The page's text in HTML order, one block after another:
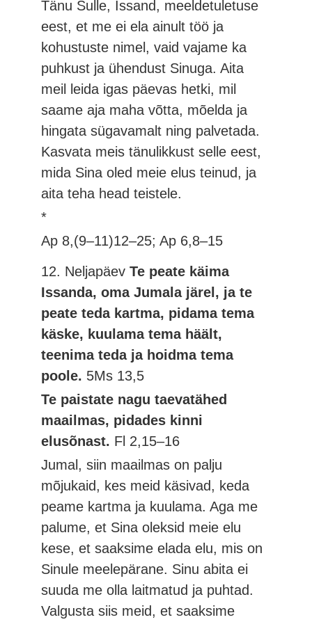
Tänu Sulle, Issand, meeldetuletuse
eest, et me ei ela ainult töö ja
kohustuste nimel, vaid vajame ka
puhkust ja ühendust Sinuga. Aita
meil leida igas päevas hetki, mil
saame aja maha võtta, mõelda ja
hingata sügavamalt ning palvetada.
Kasvata meis tänulikkust selle eest,
mida Sina oled meie elus teinud, ja
aita teha head teistele.
*
Ap 8,(9–11)12–25; Ap 6,8–15
12. NeljapäevTe peate käima
Issanda, oma Jumala järel, ja te
peate teda kartma, pidama tema
käske, kuulama tema häält,
teenima teda ja hoidma tema
poole. 5Ms 13,5
Te paistate nagu taevatähed
maailmas, pidades kinni
elusõnast. Fl 2,15–16
Jumal, siin maailmas on palju
mõjukaid, kes meid käsivad, keda
peame kartma ja kuulama. Aga me
palume, et Sina oleksid meie elu
kese, et saaksime elada elu, mis on
Sinule meelepärane. Sinu abita ei
suuda me olla laitmatud ja puhtad.
Valgusta siis meid, et saaksime